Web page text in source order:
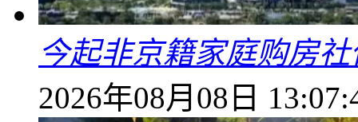
今起非京籍家庭购房
2026年08月08日